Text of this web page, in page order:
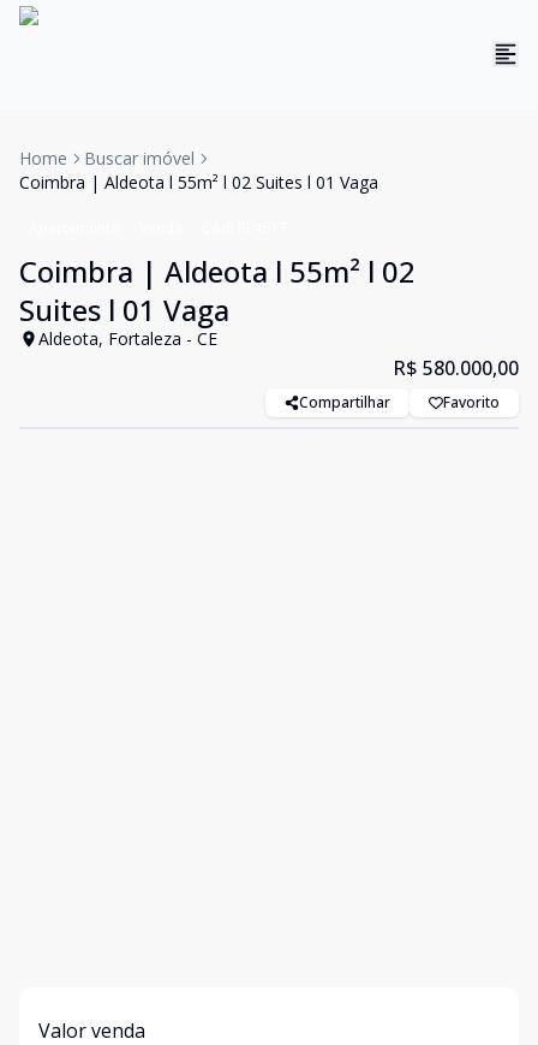
Home
Buscar imóvel
Coimbra | Aldeota l 55m² l 02 Suites l 01 Vaga
Coimbra | Aldeota l 55m² l 02
Suites l 01 Vaga
Aldeota, Fortaleza - CE
R$ 580.000,00
Compartilhar Favorito
Valor venda